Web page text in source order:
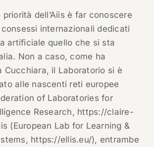
priorità dell’Aiis è far conoscere
internazionali dedicati
artificiale quello che si sta
Non a caso, come ha
Cucchiara, il Laboratorio si è
alle nascenti reti europee
of Laboratories for
Research, https://claire-
(European Lab for Learning &
https://ellis.eu/), entrambe